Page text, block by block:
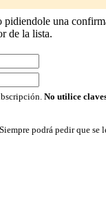
una
de la lista.
No utilice
podrá pedir que se